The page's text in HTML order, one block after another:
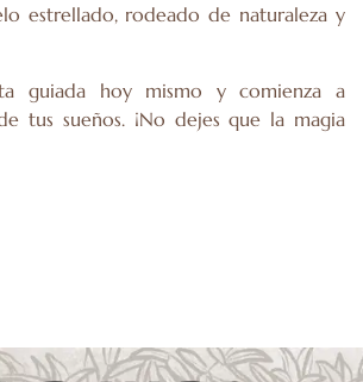
estrellado, rodeado de naturaleza y
guiada hoy mismo y comienza a
tus sueños. ¡No dejes que la magia